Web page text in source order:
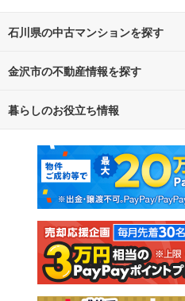
石川県の中古マンションを探す
路線・駅から探す
通勤・通学時間から探す
金沢市の不動産情報を探す
不動産・住宅
新築マンション
新築一戸建て
注文住宅
売却査定
暮らしのお役立ち情報
マンションカタログ